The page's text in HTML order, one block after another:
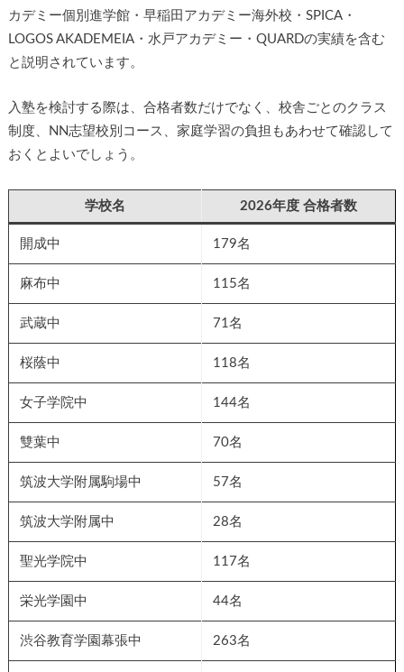
カデミー個別進学館・早稲田アカデミー海外校・SPICA・
LOGOS AKADEMEIA・水戸アカデミー・QUARDの実績を含む
と説明されています。
入塾を検討する際は、合格者数だけでなく、校舎ごとのクラス
制度、NN志望校別コース、家庭学習の負担もあわせて確認して
おくとよいでしょう。
学校名 2026年度 合格者数
開成中 179名
麻布中 115名
武蔵中 71名
桜蔭中 118名
女子学院中 144名
雙葉中 70名
筑波大学附属駒場中 57名
筑波大学附属中 28名
聖光学院中 117名
栄光学園中 44名
渋谷教育学園幕張中 263名